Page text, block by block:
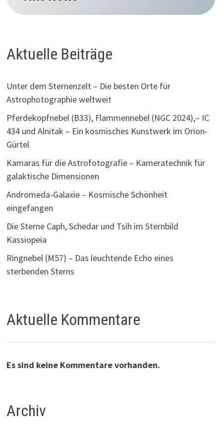
Aktuelle Beiträge
Unter dem Sternenzelt – Die besten Orte für
Astrophotographie weltweit
Pferdekopfnebel (B33), Flammennebel (NGC 2024),– IC
434 und Alnitak – Ein kosmisches Kunstwerk im Orion-
Gürtel
Kamaras für die Astrofotografie – Kameratechnik für
galaktische Dimensionen
Andromeda-Galaxie – Kosmische Schönheit
eingefangen
Die Sterne Caph, Schedar und Tsih im Sternbild
Kassiopeia
Ringnebel (M57) – Das leuchtende Echo eines
sterbenden Sterns
Aktuelle Kommentare
Es sind keine Kommentare vorhanden.
Archiv